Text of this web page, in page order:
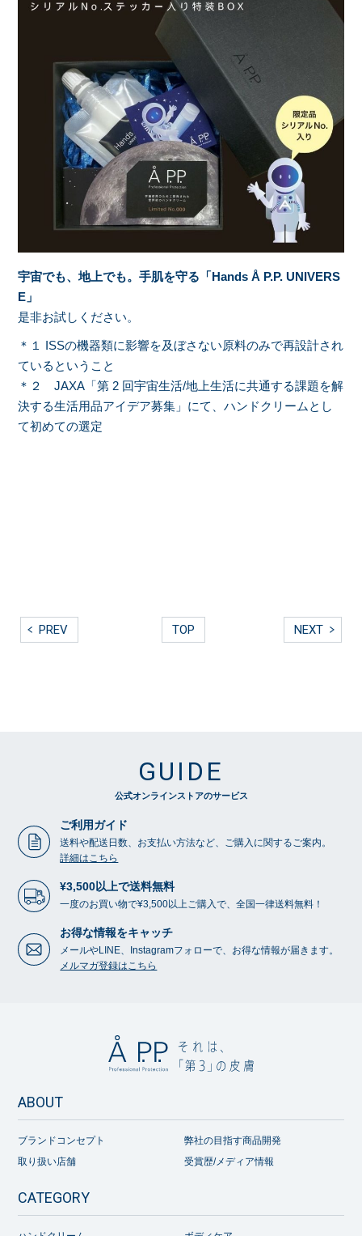
宇宙でも、地上でも。手肌を守る「Hands Å P.P. UNIVERS
E」
是非お試しください。
＊１ ISSの機器類に影響を及ぼさない原料のみで再設計され
ているということ
＊２ JAXA「第 2 回宇宙生活/地上生活に共通する課題を解
決する生活用品アイデア募集」にて、ハンドクリームとし
て初めての選定
PREV TOP NEXT
GUIDE
公式オンラインストアのサービス
ご利用ガイド
送料や配送日数、お支払い方法など、ご購入に関するご案内。
詳細はこちら
¥3,500以上で送料無料
一度のお買い物で¥3,500以上ご購入で、全国一律送料無料！
お得な情報をキャッチ
メールやLINE、Instagramフォローで、お得な情報が届きます。
メルマガ登録はこちら
ABOUT
ブランドコンセプト
弊社の目指す商品開発
取り扱い店舗
受賞歴/メディア情報
CATEGORY